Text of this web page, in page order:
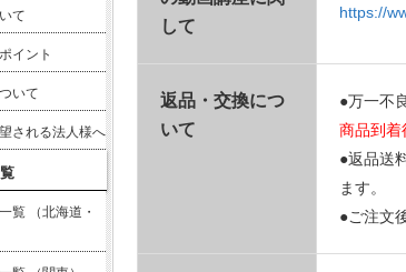
して
https://
返品・交換につ
いて
●万一不
商品到着
●返品送
ます。
●ご注文
て
イント
いて
される法人様へ
覧 （北海道・